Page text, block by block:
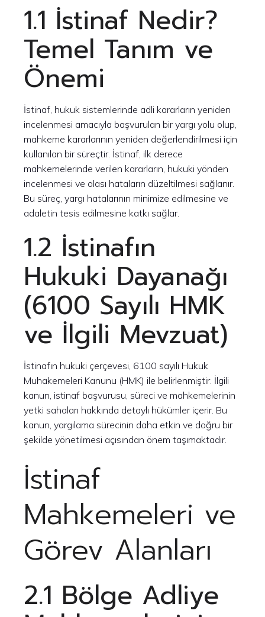
1.1 İstinaf Nedir?
Temel Tanım ve
Önemi
İstinaf, hukuk sistemlerinde adli kararların yeniden
incelenmesi amacıyla başvurulan bir yargı yolu olup,
mahkeme kararlarının yeniden değerlendirilmesi için
kullanılan bir süreçtir. İstinaf, ilk derece
mahkemelerinde verilen kararların, hukuki yönden
incelenmesi ve olası hataların düzeltilmesi sağlanır.
Bu süreç, yargı hatalarının minimize edilmesine ve
adaletin tesis edilmesine katkı sağlar.
1.2 İstinafın
Hukuki Dayanağı
(6100 Sayılı HMK
ve İlgili Mevzuat)
İstinafın hukuki çerçevesi, 6100 sayılı Hukuk
Muhakemeleri Kanunu (HMK) ile belirlenmiştir. İlgili
kanun, istinaf başvurusu, süreci ve mahkemelerinin
yetki sahaları hakkında detaylı hükümler içerir. Bu
kanun, yargılama sürecinin daha etkin ve doğru bir
şekilde yönetilmesi açısından önem taşımaktadır.
İstinaf
Mahkemeleri ve
Görev Alanları
2.1 Bölge Adliye